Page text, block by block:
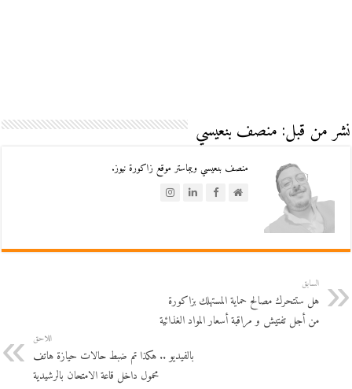
نشر من قبل: منصف بنعيسي
منصف بنعيسي ويبماستر موقع زاكورة نيوز.
السابق
هل ستتحرك مصالح حماية المستهلك بزاكورة
من أجل تفتيش و مراقبة أسعار المواد الغذائية
اللاحق
بالفيديو .. هكذا تم ضبط حالات حيازة هاتف
محمول داخل قاعة الامتحان بالرشيدية